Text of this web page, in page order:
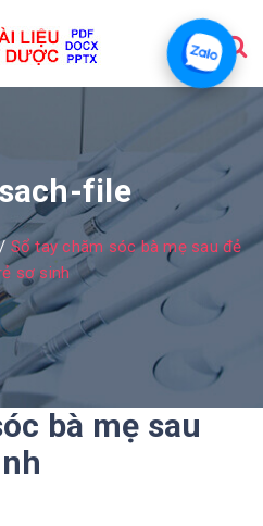
file
/ Sổ tay chăm sóc bà mẹ sau đẻ
sơ sinh
bà mẹ sau